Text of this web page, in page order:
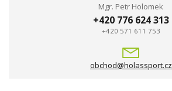
Mgr. Petr Holomek
+420 776 624 313
+420 571 611 753
obchod@holassport.cz